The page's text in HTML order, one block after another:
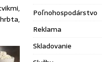
Poľnohospodárstvo
Reklama
Skladovanie